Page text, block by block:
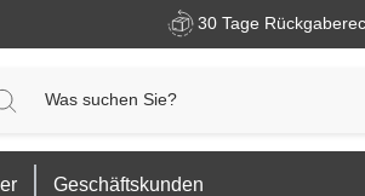
30 Tage
Geschäftskunden